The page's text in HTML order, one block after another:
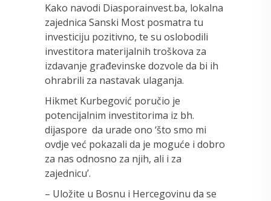
Kako navodi Diasporainvest.ba, lokalna
zajednica Sanski Most posmatra tu
investiciju pozitivno, te su oslobodili
investitora materijalnih troškova za
izdavanje građevinske dozvole da bi ih
ohrabrili za nastavak ulaganja.
Hikmet Kurbegović poručio je
potencijalnim investitorima iz bh.
dijaspore da urade ono ‘što smo mi
ovdje već pokazali da je moguće i dobro
za nas odnosno za njih, ali i za
zajednicu’.
– Uložite u Bosnu i Hercegovinu da se